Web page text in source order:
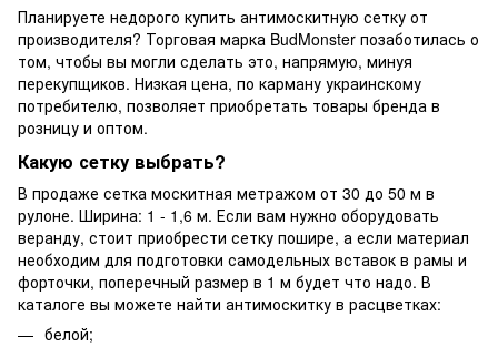
Планируете недорого купить антимоскитную сетку от
производителя? Торговая марка BudMonster позаботилась о
том, чтобы вы могли сделать это, напрямую, минуя
перекупщиков. Низкая цена, по карману украинскому
потребителю, позволяет приобретать товары бренда в
розницу и оптом.
Какую сетку выбрать?
В продаже сетка москитная метражом от 30 до 50 м в
рулоне. Ширина: 1 - 1,6 м. Если вам нужно оборудовать
веранду, стоит приобрести сетку пошире, а если материал
необходим для подготовки самодельных вставок в рамы и
форточки, поперечный размер в 1 м будет что надо. В
каталоге вы можете найти антимоскитку в расцветках:
белой;